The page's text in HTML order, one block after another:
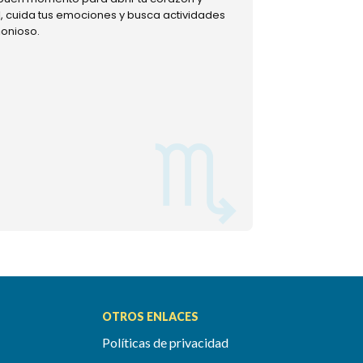
cuida tus emociones y busca actividades
OTROS ENLACES
Políticas de privacidad